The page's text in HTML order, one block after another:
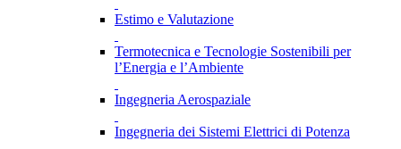
Estimo e Valutazione
Termotecnica e Tecnologie Sostenibili per
l’Energia e l’Ambiente
Ingegneria Aerospaziale
Ingegneria dei Sistemi Elettrici di Potenza